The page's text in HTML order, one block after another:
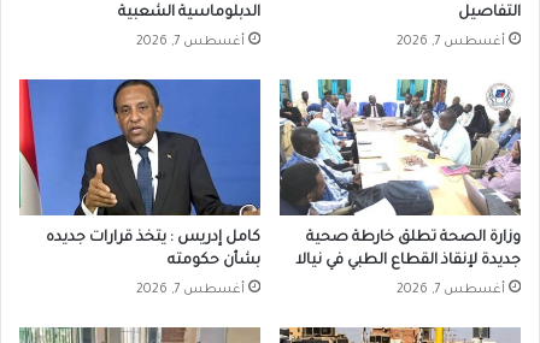
التفاصيل
أغسطس 7, 2026
الدبلوماسية الشعبية
أغسطس 7, 2026
وزارة الصحة تطلق خارطة صحية
جديدة لإنقاذ القطاع الطبي في نيالا
أغسطس 7, 2026
كامل إدريس : يتخذ قرارات جديده
بشأن حكومته
أغسطس 7, 2026